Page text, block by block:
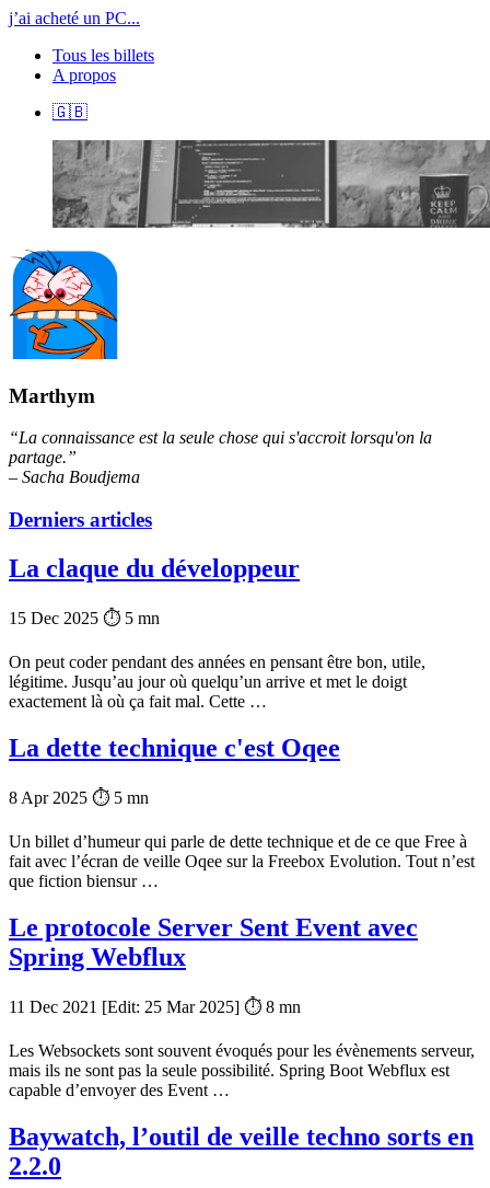
j’ai acheté un PC...
Tous les billets
A propos
🇬🇧
Marthym
“La connaissance est la seule chose qui s'accroit lorsqu'on la
partage.”
– Sacha Boudjema
Derniers articles
La claque du développeur
15 Dec 2025 ⏱ 5 mn
On peut coder pendant des années en pensant être bon, utile,
légitime. Jusqu’au jour où quelqu’un arrive et met le doigt
exactement là où ça fait mal. Cette …
La dette technique c'est Oqee
8 Apr 2025 ⏱ 5 mn
Un billet d’humeur qui parle de dette technique et de ce que Free à
fait avec l’écran de veille Oqee sur la Freebox Evolution. Tout n’est
que fiction biensur …
Le protocole Server Sent Event avec
Spring Webflux
11 Dec 2021 [Edit: 25 Mar 2025] ⏱ 8 mn
Les Websockets sont souvent évoqués pour les évènements serveur,
mais ils ne sont pas la seule possibilité. Spring Boot Webflux est
capable d’envoyer des Event …
Baywatch, l’outil de veille techno sorts en
2.2.0